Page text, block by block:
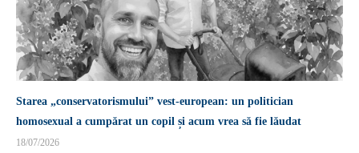
Starea „conservatorismului” vest-european: un politician
homosexual a cumpărat un copil și acum vrea să fie lăudat
18/07/2026